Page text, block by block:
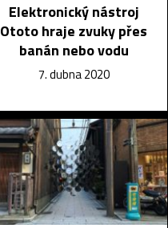
Elektronický nástroj
Ototo hraje zvuky přes
banán nebo vodu
7. dubna 2020